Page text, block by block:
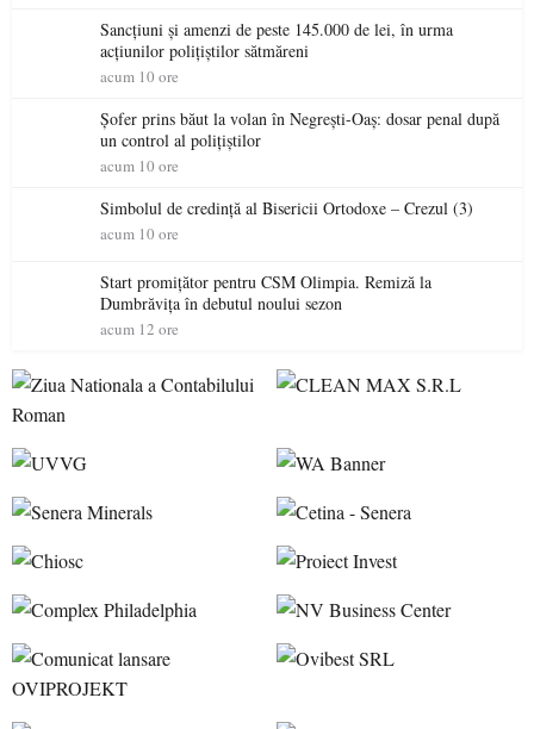
Sancțiuni și amenzi de peste 145.000 de lei, în urma
acțiunilor polițiștilor sătmăreni
acum 10 ore
Șofer prins băut la volan în Negrești-Oaș: dosar penal după
un control al polițiștilor
acum 10 ore
Simbolul de credinţă al Bisericii Ortodoxe – Crezul (3)
acum 10 ore
Start promițător pentru CSM Olimpia. Remiză la
Dumbrăvița în debutul noului sezon
acum 12 ore